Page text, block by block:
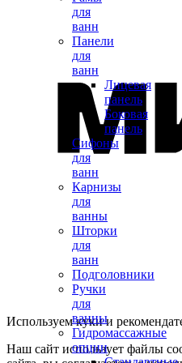
для
ванн
Панели
для
ванн
Лицевая
панель
Боковая
панель
Сифоны
для
ванн
Карнизы
для
ванны
Шторки
для
ванн
Подголовники
Ручки
для
ванны
Гидромассажные
опции
Используем куки и
Наш сайт использует файлы